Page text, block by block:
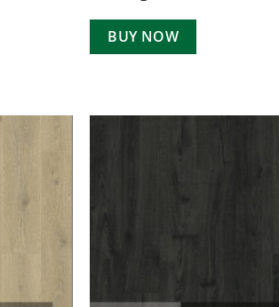
BUY NOW
wishlist